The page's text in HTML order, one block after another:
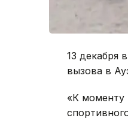
13 декабря
вызова в
«К моменту